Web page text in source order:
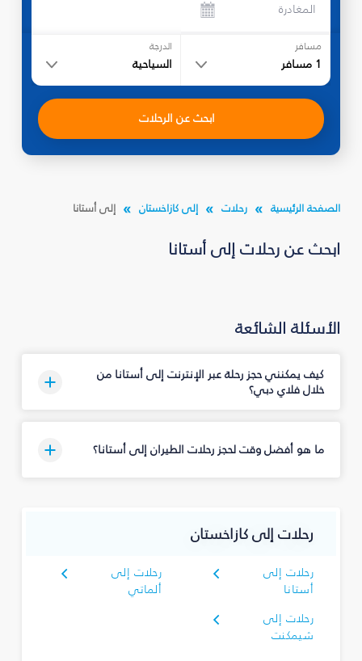
المغادرة
مسافر
1 مسافر
الدرجة
السياحية
ابحث عن الرحلات
الصفحة الرئيسية رحلات إلى كازاخستان إلى أستانا
ابحث عن رحلات إلى أستانا
الأسئلة الشائعة
كيف يمكنني حجز رحلة عبر الإنترنت إلى أستانا من
خلال فلاي دبي؟
ما هو أفضل وقت لحجز رحلات الطيران إلى أستانا؟
رحلات إلى كازاخستان
رحلات إلى
أستانا
رحلات إلى
ألماتي
رحلات إلى
شيمكنت